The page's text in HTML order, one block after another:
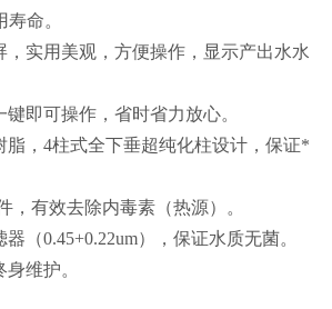
命。
，实用美观，方便操作，显示产出水水
即可操作，省时省力放心。
脂，4柱式全下垂超纯化柱设计，保证*
，有效去除内毒素（热源）。
（0.45+0.22um），保证水质无菌。
维护。